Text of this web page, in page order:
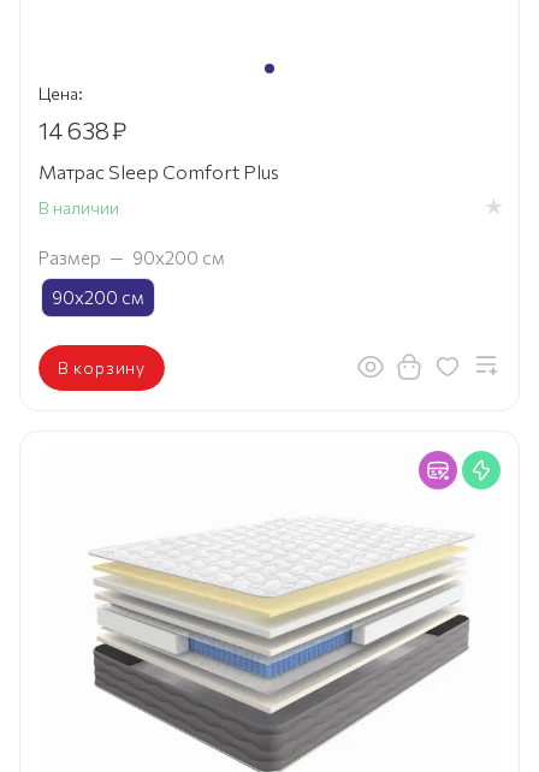
Цена:
14 638₽
Матрас Sleep Comfort Plus
В наличии
Размер — 90х200 см
90х200 см
В корзину